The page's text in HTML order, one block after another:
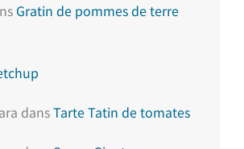
Gratin de pommes de terre
dansTarte Tatin de tomates